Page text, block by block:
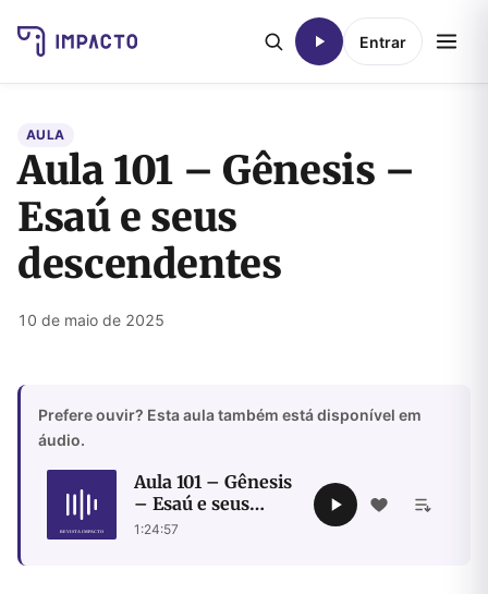
Entrar
AULA
Aula 101 – Gênesis –
Esaú e seus
descendentes
10 de maio de 2025
Prefere ouvir? Esta aula também está disponível em
áudio.
Aula 101 – Gênesis
– Esaú e seus
descendentes
1:24:57